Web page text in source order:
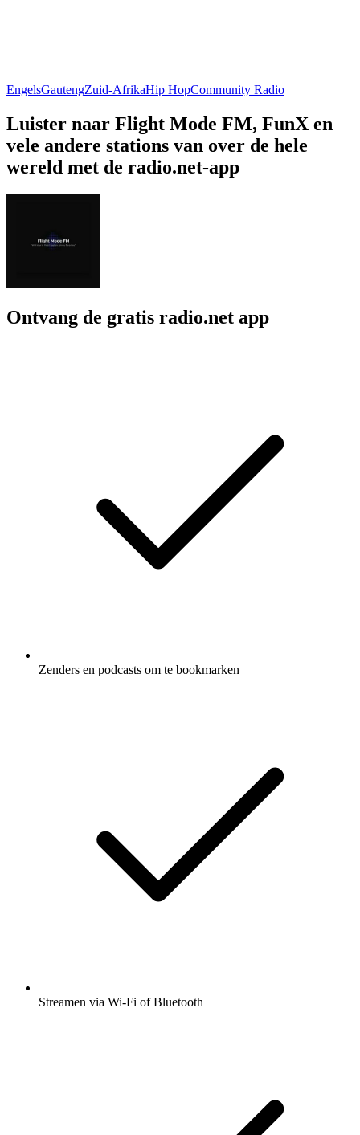
EngelsGautengZuid-AfrikaHip HopCommunity Radio
Luister naar Flight Mode FM, FunX en
vele andere stations van over de hele
wereld met de radio.net-app
Ontvang de gratis radio.net app
Zenders en podcasts om te bookmarken
Streamen via Wi-Fi of Bluetooth